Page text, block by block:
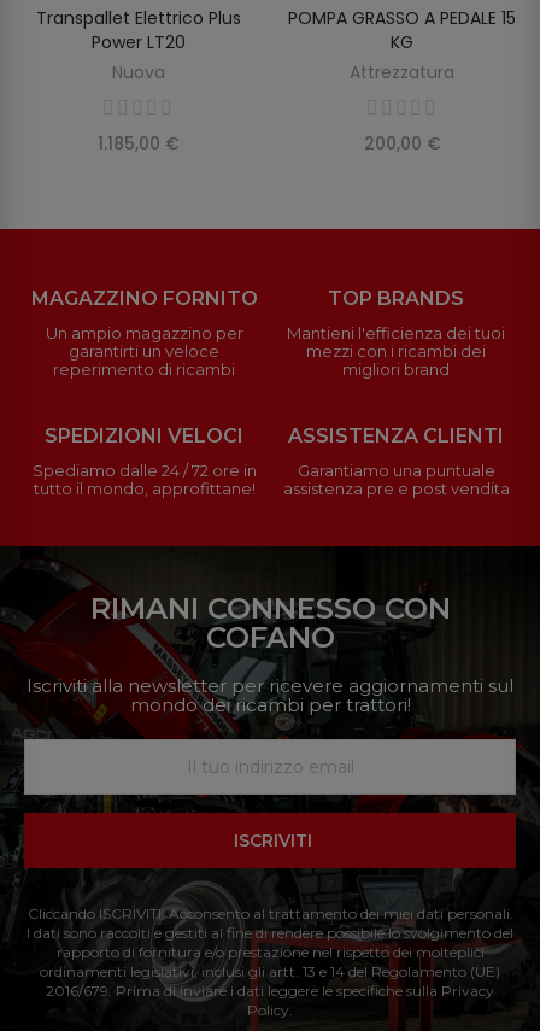
SCOPRIRE
Transpallet Elettrico Plus
Power LT20
Nuova
1.185,00 €
SCOPRIRE
POMPA GRASSO A PEDALE 15
KG
Attrezzatura
200,00 €
MAGAZZINO FORNITO
Un ampio magazzino per
garantirti un veloce
reperimento di ricambi
TOP BRANDS
Mantieni l'efficienza dei tuoi
mezzi con i ricambi dei
migliori brand
SPEDIZIONI VELOCI
Spediamo dalle 24 / 72 ore in
tutto il mondo, approfittane!
ASSISTENZA CLIENTI
Garantiamo una puntuale
assistenza pre e post vendita
RIMANI CONNESSO CON
COFANO
Iscriviti alla newsletter per ricevere aggiornamenti sul
mondo dei ricambi per trattori!
ISCRIVITI
Cliccando ISCRIVITI: Acconsento al trattamento dei miei dati personali.
I dati sono raccolti e gestiti al fine di rendere possibile lo svolgimento del
rapporto di fornitura e/o prestazione nel rispetto dei molteplici
ordinamenti legislativi, inclusi gli artt. 13 e 14 del Regolamento (UE)
2016/679. Prima di inviare i dati leggere le specifiche sulla Privacy
Policy.